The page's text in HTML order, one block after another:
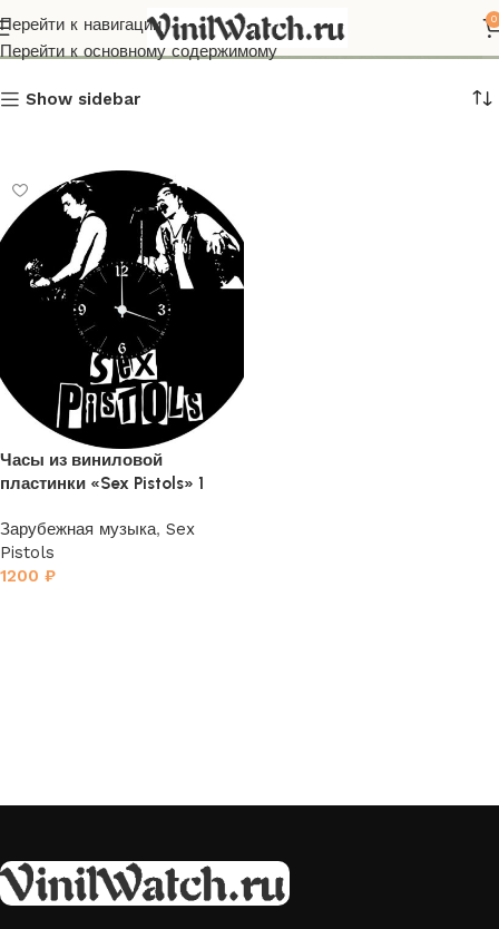
Перейти к навигации
Перейти к основному содержимому
0
Pistols
Show sidebar
Часы из виниловой
пластинки «Sex Pistols» 1
Зарубежная музыка, Sex
Pistols
1200 ₽